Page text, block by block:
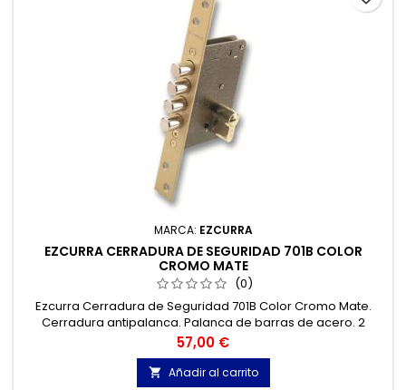
MARCA: EZCURRA
EZCURRA CERRADURA DE SEGURIDAD 701B COLOR
CROMO MATE
(0)
Ezcurra Cerradura de Seguridad 701B Color Cromo Mate.
Cerradura antipalanca. Palanca de barras de acero. 2
vueltas.
Precio
57,00 €
 Añadir al carrito